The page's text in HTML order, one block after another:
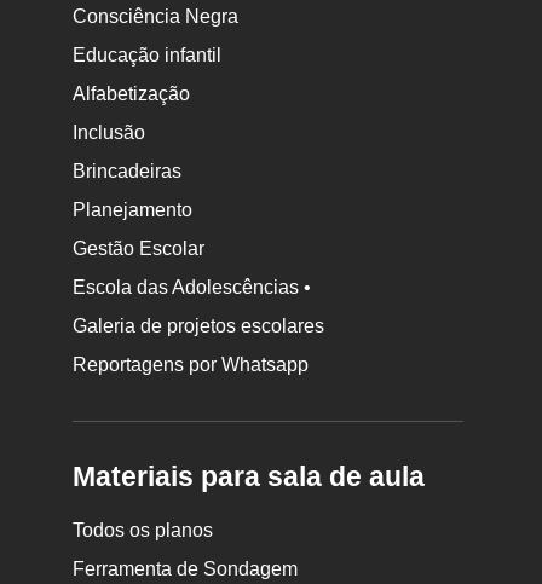
Consciência Negra
Educação infantil
Alfabetização
Inclusão
Brincadeiras
Planejamento
Gestão Escolar
Escola das Adolescências •
Galeria de projetos escolares
Reportagens por Whatsapp
Materiais para sala de aula
Todos os planos
Ferramenta de Sondagem